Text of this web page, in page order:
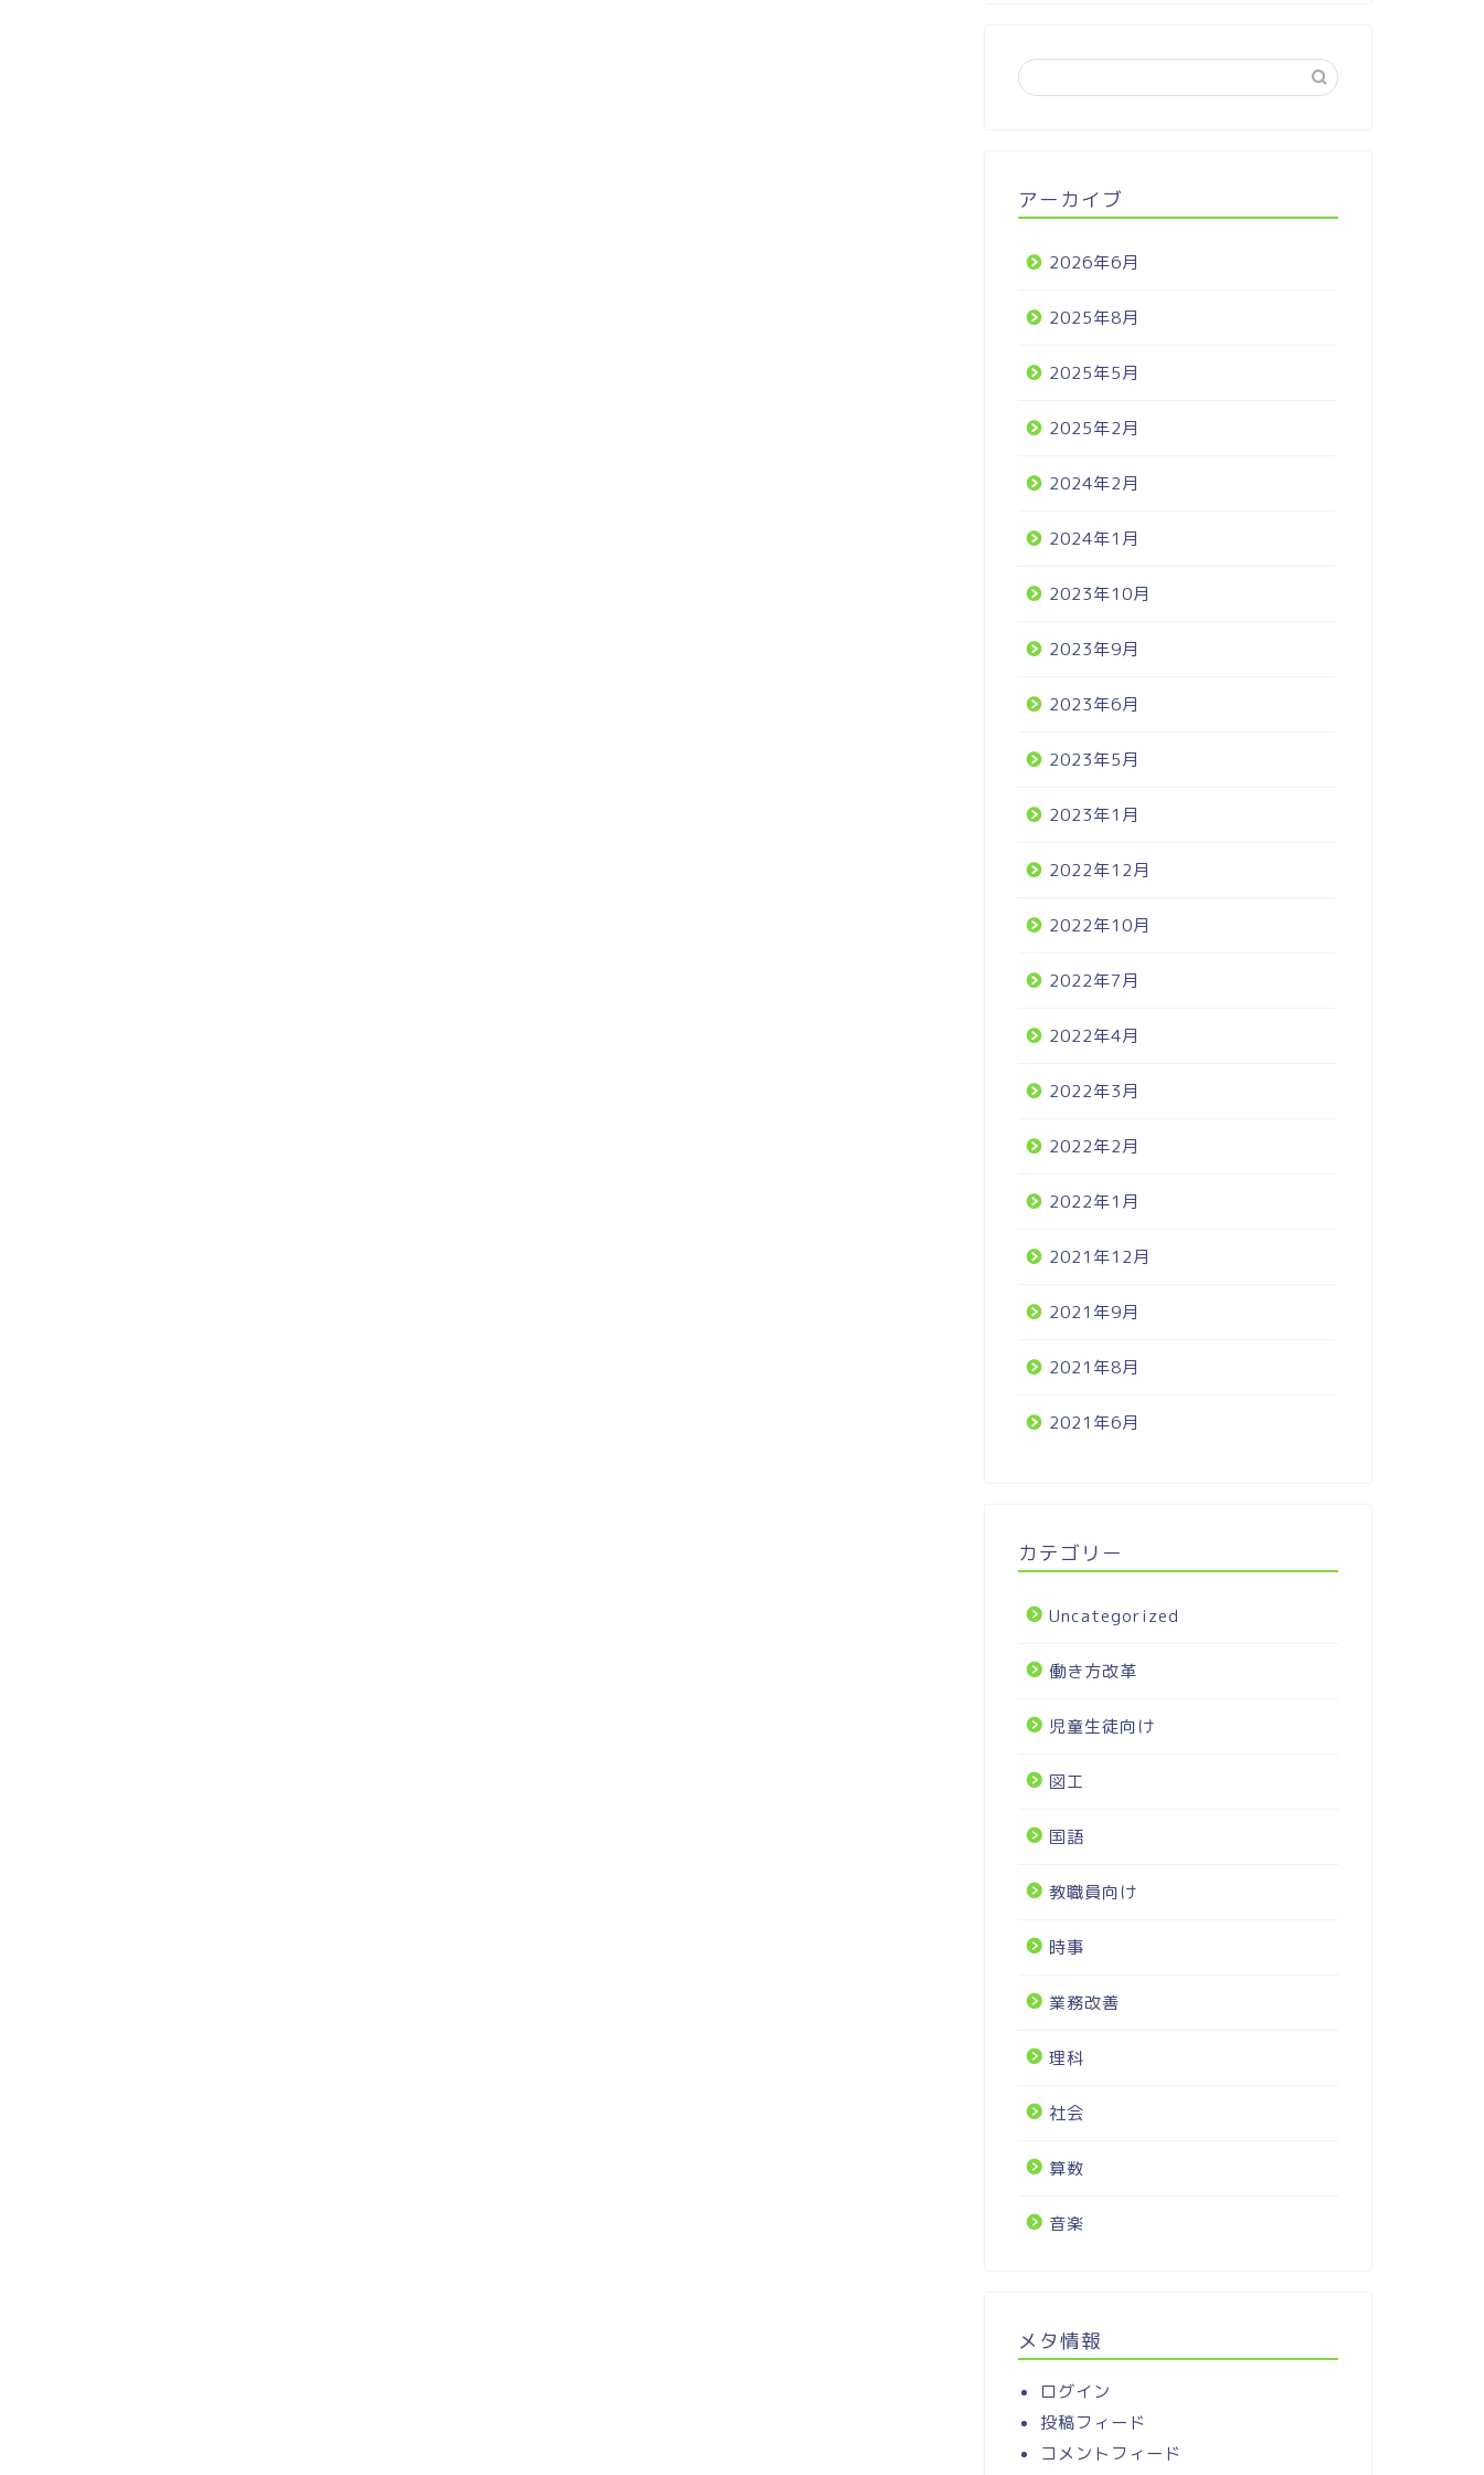
アーカイブ
2026年6月
2025年8月
2025年5月
2025年2月
2024年2月
2024年1月
2023年10月
2023年9月
2023年6月
2023年5月
2023年1月
2022年12月
2022年10月
2022年7月
2022年4月
2022年3月
2022年2月
2022年1月
2021年12月
2021年9月
2021年8月
2021年6月
カテゴリー
Uncategorized
働き方改革
児童生徒向け
図工
国語
教職員向け
時事
業務改善
理科
社会
算数
音楽
メタ情報
ログイン
投稿フィード
コメントフィード